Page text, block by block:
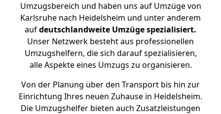
Umzugsbereich und haben uns auf Umzüge von
Karlsruhe nach Heidelsheim und unter anderem
aufdeutschlandweite Umzüge spezialisiert.
Unser Netzwerk besteht aus professionellen
Umzugshelfern, die sich darauf spezialisieren,
alle Aspekte eines Umzugs zu organisieren.
Von der Planung über den Transport bis hin zur
Einrichtung Ihres neuen Zuhause in Heidelsheim.
Die Umzugshelfer bieten auch Zusatzleistungen